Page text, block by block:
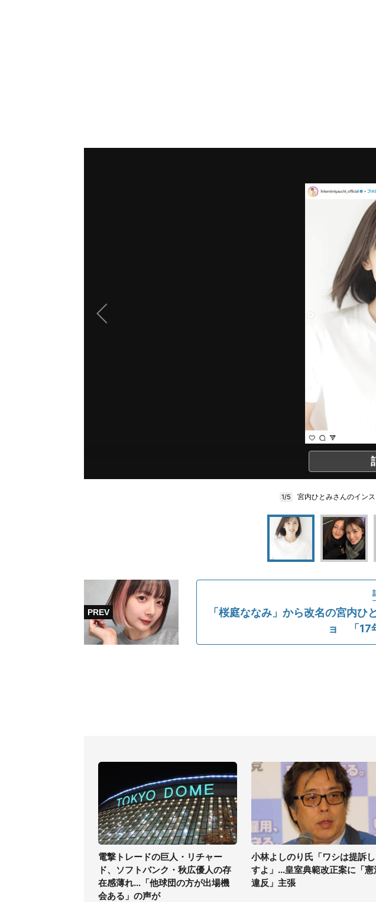
1/5 宮内ひとみさんのイン
「桜庭ななみ」から改名の宮内
ョ 「17
電撃トレードの巨人・リチャー
ド、ソフトバンク・秋広優人の存
在感薄れ...「他球団の方が出場機
会ある」の声が
小林よしのり氏「ワシは提訴
すよ」...皇室典範改正案に「憲
違反」主張